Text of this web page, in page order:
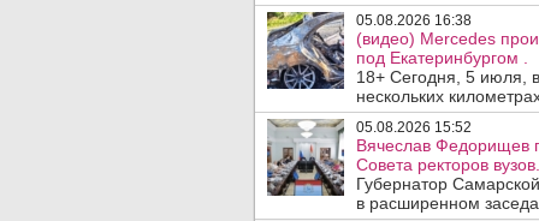
05.08.2026 16:38
(видео) Mercedes
под Екатеринбургом .
18+ Сегодня, 5 июля,
нескольких
05.08.2026 15:52
Вячеслав Федорищев
Совета ректоров вузов.
Губернатор
в расширенном